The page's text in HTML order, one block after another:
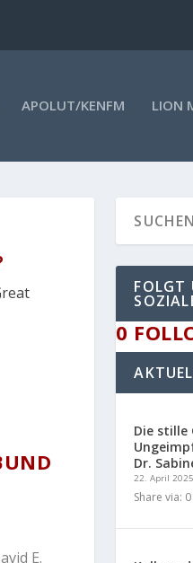
APOLUT/KENFM LION
E.
FOLGT
0
Die stille
Dr.
22. April 2025
Share via: